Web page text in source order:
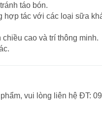
táo bón.
hợp tác với các loại sữa
cao và trí thông minh.
vui lòng liên hệ ĐT: